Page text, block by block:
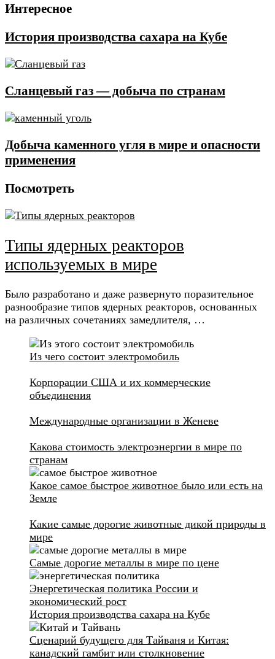
Интересное
История производства сахара на Кубе
Cланцевый газ — добыча по странам
Добыча каменного угля в мире и опасности
применения
Посмотреть
Типы ядерных реакторов
используемых в мире
Было разработано и даже развернуто поразительное
разнообразие типов ядерных реакторов, основанных
на различных сочетаниях замедлителя, …
Из чего состоит электромобиль
Корпорации США и их коммерческие
объединения
Международные организации в Женеве
Какова стоимость электроэнергии в мире по
странам
Какое самое быстрое животное было или есть на
Земле
Какие самые дорогие животные дикой природы в
мире
Самые дорогие металлы в мире по цене
Энергетическая политика России и
экономический рост
История производства сахара на Кубе
Сценарий будущего для Тайваня и Китая:
канадский гамбит или столкновение